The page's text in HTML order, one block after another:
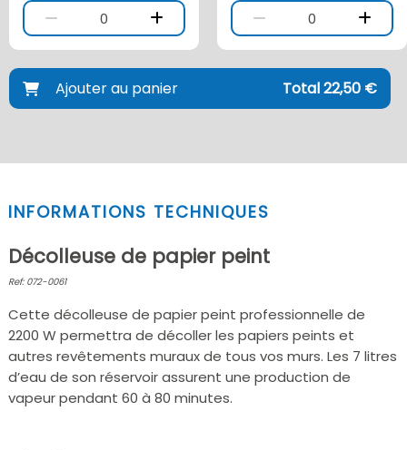
0
0
Ajouter au panier Total 22,50 €
INFORMATIONS TECHNIQUES
Décolleuse de papier peint
Ref: 072-0061
Cette décolleuse de papier peint professionnelle de
2200 W permettra de décoller les papiers peints et
autres revêtements muraux de tous vos murs. Les 7 litres
d’eau de son réservoir assurent une production de
vapeur pendant 60 à 80 minutes.